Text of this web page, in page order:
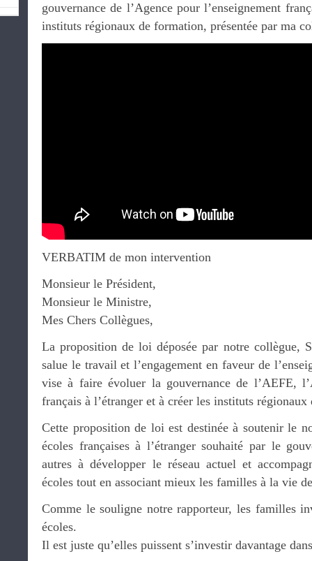
gouvernance de l’Agence pour l’enseignement
instituts régionaux de formation, présentée par ma
VERBATIM de mon intervention
Monsieur le Président,
Monsieur le Ministre,
Mes Chers Collègues,
La proposition de loi déposée par notre collègue,
salue le travail et l’engagement en faveur de
vise à faire évoluer la gouvernance de l’AEFE,
français à l’étranger et à créer les instituts
Cette proposition de loi est destinée à soutenir le
écoles françaises à l’étranger souhaité par le
autres à développer le réseau actuel et
écoles tout en associant mieux les familles à la vie
Comme le souligne notre rapporteur, les familles
écoles.
Il est juste qu’elles puissent s’investir davantage